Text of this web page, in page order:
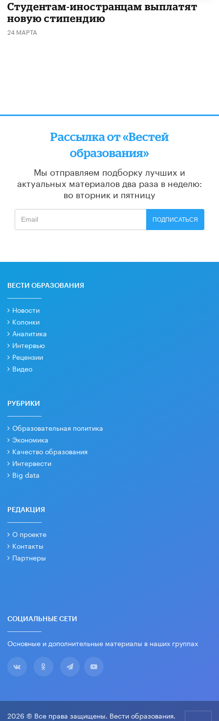
Студентам-иностранцам выплатят
новую стипендию
24 МАРТА
Рассылка от «Вестей
образования»
Мы отправляем подборку лучших и
актуальных материалов два раза в неделю:
во вторник и пятницу
ПОДПИСАТЬСЯ
ВЕСТИ ОБРАЗОВАНИЯ
Новости
Колонки
Аналитика
Интервью
Рецензии
Видео
РУБРИКИ
Образовательная политика
Экономика
Качество образования
Интервести
Big data
РЕДАКЦИЯ
О проекте
Контакты
Партнеры
СОЦИАЛЬНЫЕ СЕТИ
Основные и дополнительные материалы в наших группах
2026 © Все права защищены. Вести образования.